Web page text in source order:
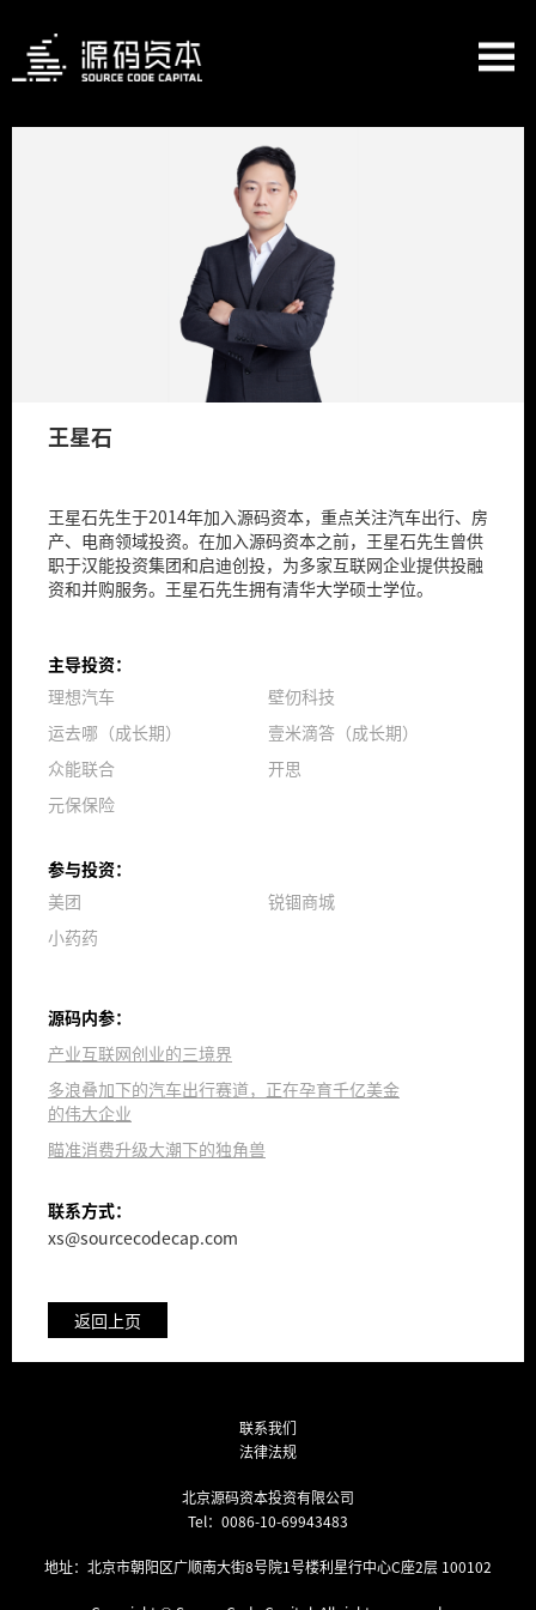
王星石
王星石先生于2014年加入源码资本，重点关注汽车出行、房
产、电商领域投资。在加入源码资本之前，王星石先生曾供
职于汉能投资集团和启迪创投，为多家互联网企业提供投融
资和并购服务。王星石先生拥有清华大学硕士学位。
主导投资：
理想汽车
壁仞科技
运去哪（成长期）
壹米滴答（成长期）
众能联合
开思
元保保险
参与投资：
美团
锐锢商城
小药药
源码内参：
产业互联网创业的三境界
多浪叠加下的汽车出行赛道，正在孕育千亿美金
的伟大企业
瞄准消费升级大潮下的独角兽
联系方式：
xs@sourcecodecap.com
返回上页
联系我们
法律法规
北京源码资本投资有限公司
Tel： 0086-10-69943483
地址：北京市朝阳区广顺南大街8号院1号楼利星行中心C座2层 100102